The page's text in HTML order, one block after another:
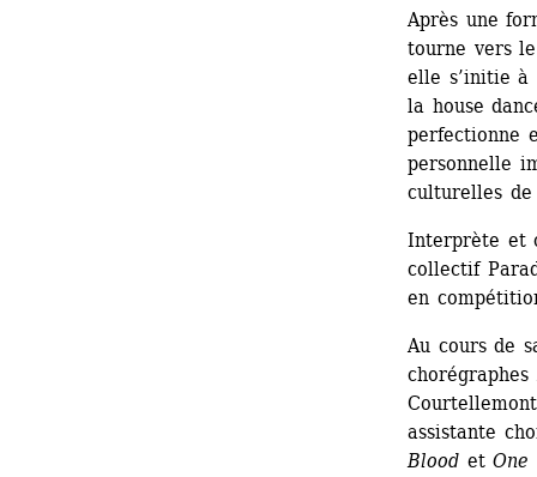
Après une
tourne vers
elle s’initie à
la house
perfectionne
personnelle
culturelles
Interprète et
collectif
en
Au cours de
assistante
Blood et One